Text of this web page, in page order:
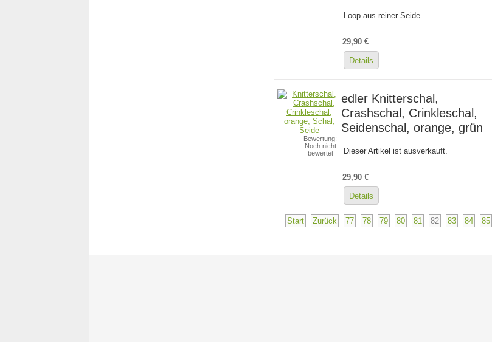
Loop aus reiner Seide
29,90 €
Details
Bewertung:
Noch nicht
bewertet
edler Knitterschal,
Crashschal, Crinkleschal,
Seidenschal, orange, grün
Dieser Artikel ist ausverkauft.
29,90 €
Details
Start Zurück 77 78 79 80 81 82 83 84 85